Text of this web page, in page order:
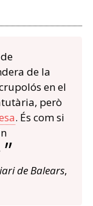
de la
en el
però
. És com si
de Balears,